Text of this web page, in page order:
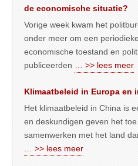
de economische situatie?
Vorige week kwam het
onder meer om een
economische toestand en
publiceerden
… >> lees meer
Klimaatbeleid in Europa en
Het klimaatbeleid in China is
en deskundigen geven het
samenwerken met het land
… >> lees meer